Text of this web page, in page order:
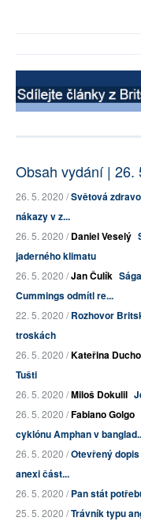
Obsah vydání | 26.
26. 5. 2020 /Světová
nákazy v z...
26. 5. 2020 /Daniel Veselý
jaderného klimatu
26. 5. 2020 /Jan Čulík
Cummings odmítl re...
22. 5. 2020 /Rozhovor
troskách
26. 5. 2020 /Kateřina
Tušti
26. 5. 2020 /Miloš Dokulil
26. 5. 2020 /Fabiano Golgo
cyklónu Amphan v
26. 5. 2020 /Otevřený
anexi část...
26. 5. 2020 /Pan stát
25. 5. 2020 /Trávník typu